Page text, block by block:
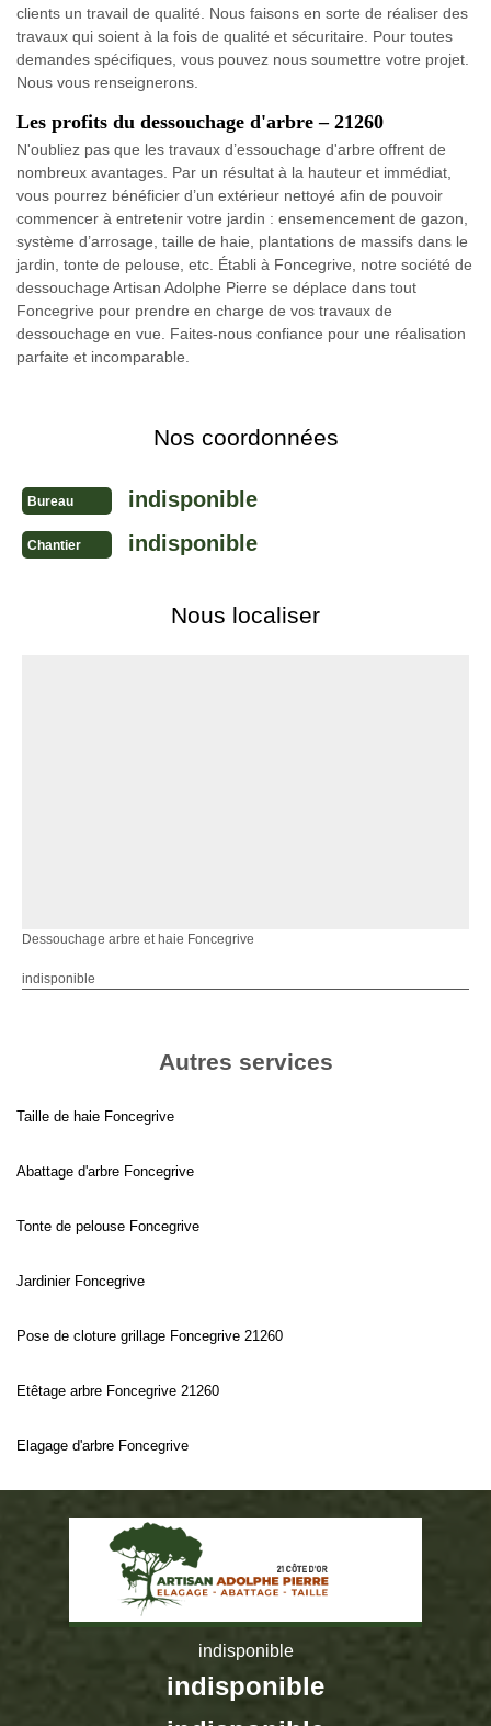
clients un travail de qualité. Nous faisons en sorte de réaliser des
travaux qui soient à la fois de qualité et sécuritaire. Pour toutes
demandes spécifiques, vous pouvez nous soumettre votre projet.
Nous vous renseignerons.
Les profits du dessouchage d'arbre – 21260
N'oubliez pas que les travaux d’essouchage d'arbre offrent de
nombreux avantages. Par un résultat à la hauteur et immédiat,
vous pourrez bénéficier d’un extérieur nettoyé afin de pouvoir
commencer à entretenir votre jardin : ensemencement de gazon,
système d’arrosage, taille de haie, plantations de massifs dans le
jardin, tonte de pelouse, etc. Établi à Foncegrive, notre société de
dessouchage Artisan Adolphe Pierre se déplace dans tout
Foncegrive pour prendre en charge de vos travaux de
dessouchage en vue. Faites-nous confiance pour une réalisation
parfaite et incomparable.
Nos coordonnées
Bureau indisponible
Chantier indisponible
Nous localiser
Dessouchage arbre et haie Foncegrive
indisponible
Autres services
Taille de haie Foncegrive
Abattage d'arbre Foncegrive
Tonte de pelouse Foncegrive
Jardinier Foncegrive
Pose de cloture grillage Foncegrive 21260
Etêtage arbre Foncegrive 21260
Elagage d'arbre Foncegrive
indisponible
indisponible